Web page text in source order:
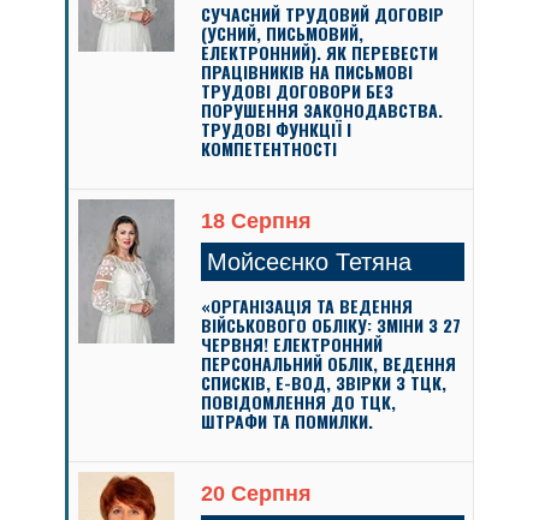
СУЧАСНИЙ ТРУДОВИЙ ДОГОВІР
(УСНИЙ, ПИСЬМОВИЙ,
ЕЛЕКТРОННИЙ). ЯК ПЕРЕВЕСТИ
ПРАЦІВНИКІВ НА ПИСЬМОВІ
ТРУДОВІ ДОГОВОРИ БЕЗ
ПОРУШЕННЯ ЗАКОНОДАВСТВА.
ТРУДОВІ ФУНКЦІЇ І
КОМПЕТЕНТНОСТІ
18 Серпня
Мойсеєнко Тетяна
«ОРГАНІЗАЦІЯ ТА ВЕДЕННЯ
ВІЙСЬКОВОГО ОБЛІКУ: ЗМІНИ З 27
ЧЕРВНЯ! ЕЛЕКТРОННИЙ
ПЕРСОНАЛЬНИЙ ОБЛІК, ВЕДЕННЯ
СПИСКІВ, Е-ВОД, ЗВІРКИ З ТЦК,
ПОВІДОМЛЕННЯ ДО ТЦК,
ШТРАФИ ТА ПОМИЛКИ.
20 Серпня